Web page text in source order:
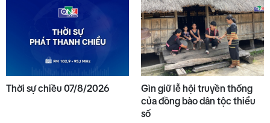
Thời sự chiều 07/8/2026
Gìn giữ lễ hội truyền thống
của đồng bào dân tộc thiểu
số